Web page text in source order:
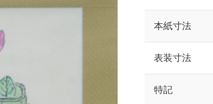
本紙寸法
表装寸法
特記